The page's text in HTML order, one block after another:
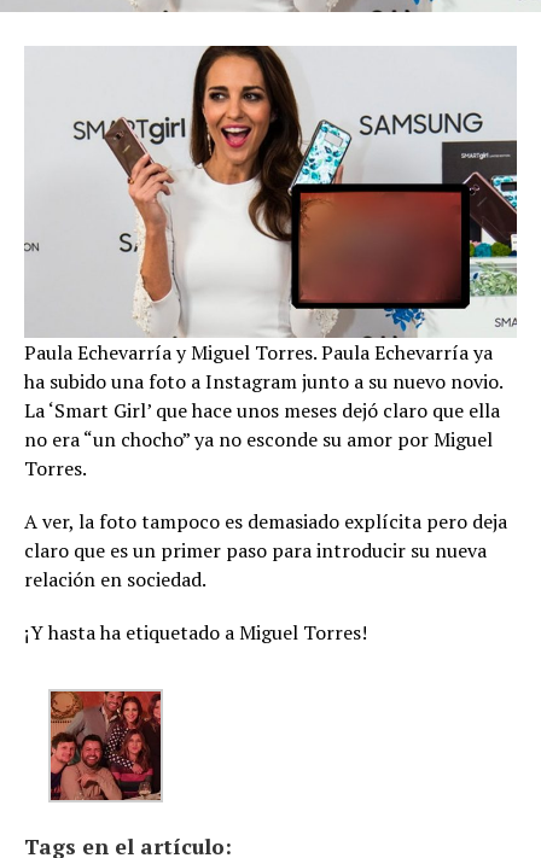
Paula Echevarría y Miguel Torres. Paula Echevarría ya
ha subido una foto a Instagram junto a su nuevo novio.
La ‘Smart Girl’ que hace unos meses dejó claro que ella
no era “un chocho” ya no esconde su amor por Miguel
Torres.
A ver, la foto tampoco es demasiado explícita pero deja
claro que es un primer paso para introducir su nueva
relación en sociedad.
¡Y hasta ha etiquetado a Miguel Torres!
Tags en el artículo: